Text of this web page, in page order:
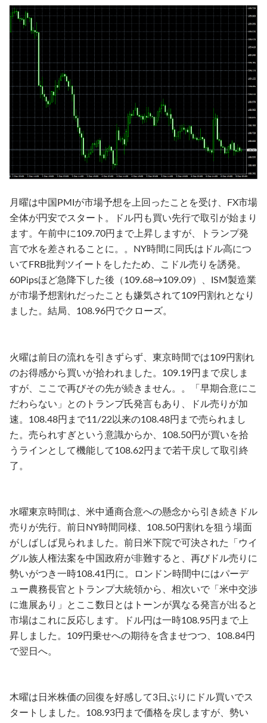
月曜は中国PMIが市場予想を上回ったことを受け、FX市場
全体が円安でスタート。ドル円も買い先行で取引が始まり
ます。午前中に109.70円まで上昇しますが、トランプ発
言で水を差されることに。。NY時間に同氏はドル高につ
いてFRB批判ツイートをしたため、こドル売りを誘発。
60Pipsほど急降下した後（109.68→109.09）、ISM製造業
が市場予想割れだったことも嫌気されて109円割れとなり
ました。結局、108.96円でクローズ。
火曜は前日の流れを引きずらず、東京時間では109円割れ
のお得感から買いが拾われました。109.19円まで戻しま
すが、ここで再びその先が続きません。。「早期合意にこ
だわらない」とのトランプ氏発言もあり、ドル売りが加
速。108.48円まで11/22以来の108.48円まで売られまし
た。売られすぎという意識からか、108.50円が買いを拾
うラインとして機能して108.62円まで若干戻して取引終
了。
水曜東京時間は、米中通商合意への懸念から引き続きドル
売りが先行。前日NY時間同様、108.50円割れを狙う場面
がしばしば見られました。前日米下院で可決された「ウイ
グル族人権法案を中国政府が非難すると、再びドル売りに
勢いがつき一時108.41円に。ロンドン時間中にはパーデ
ュー農務長官とトランプ大統領から、相次いで「米中交渉
に進展あり」とここ数日とはトーンが異なる発言が出ると
市場はこれに反応します。ドル円は一時108.95円まで上
昇しました。109円乗せへの期待を含ませつつ、108.84円
で翌日へ。
木曜は日米株価の回復を好感して3日ぶりにドル買いでス
タートしました。108.93円まで価格を戻しますが、勢い